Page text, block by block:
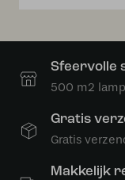
Sfeervolle
500 m2
Gratis
Gratis
Makkelijk